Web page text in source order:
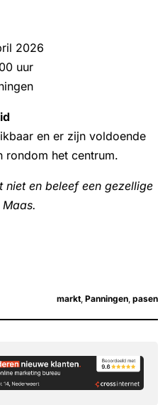
2026
uur
en er zijn voldoende
rondom het centrum.
niet en beleef een gezellige
markt, Panningen, pasen